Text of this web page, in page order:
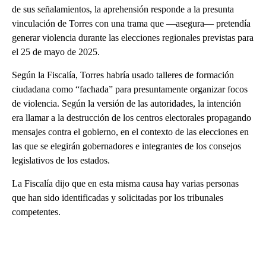
de sus señalamientos, la aprehensión responde a la presunta
vinculación de Torres con una trama que —asegura— pretendía
generar violencia durante las elecciones regionales previstas para
el 25 de mayo de 2025.
Según la Fiscalía, Torres habría usado talleres de formación
ciudadana como “fachada” para presuntamente organizar focos
de violencia. Según la versión de las autoridades, la intención
era llamar a la destrucción de los centros electorales propagando
mensajes contra el gobierno, en el contexto de las elecciones en
las que se elegirán gobernadores e integrantes de los consejos
legislativos de los estados.
La Fiscalía dijo que en esta misma causa hay varias personas
que han sido identificadas y solicitadas por los tribunales
competentes.